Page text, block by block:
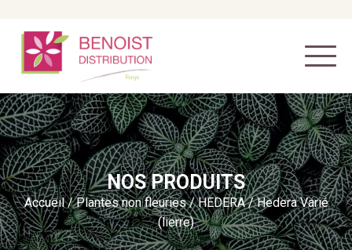
NOS PRODUITS
Accueil/Plantes non fleuries/HEDERA/ Hedera Varié
(lierre)